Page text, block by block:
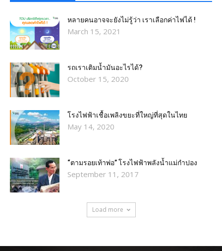
หลายคนอาจจะยังไม่รู้ว่า เราเลือกค่าไฟได้ !
March 15, 2021
รถเราเติมน้ำมันอะไรได้?​
October 15, 2020
โรงไฟฟ้าเชื้อเพลิงขยะที่ใหญ่ที่สุดในไทย
May 14, 2020
“ตามรอยเท้าพ่อ” โรงไฟฟ้าพลังน้ำแม่กำปอง
September 11, 2017
Load more